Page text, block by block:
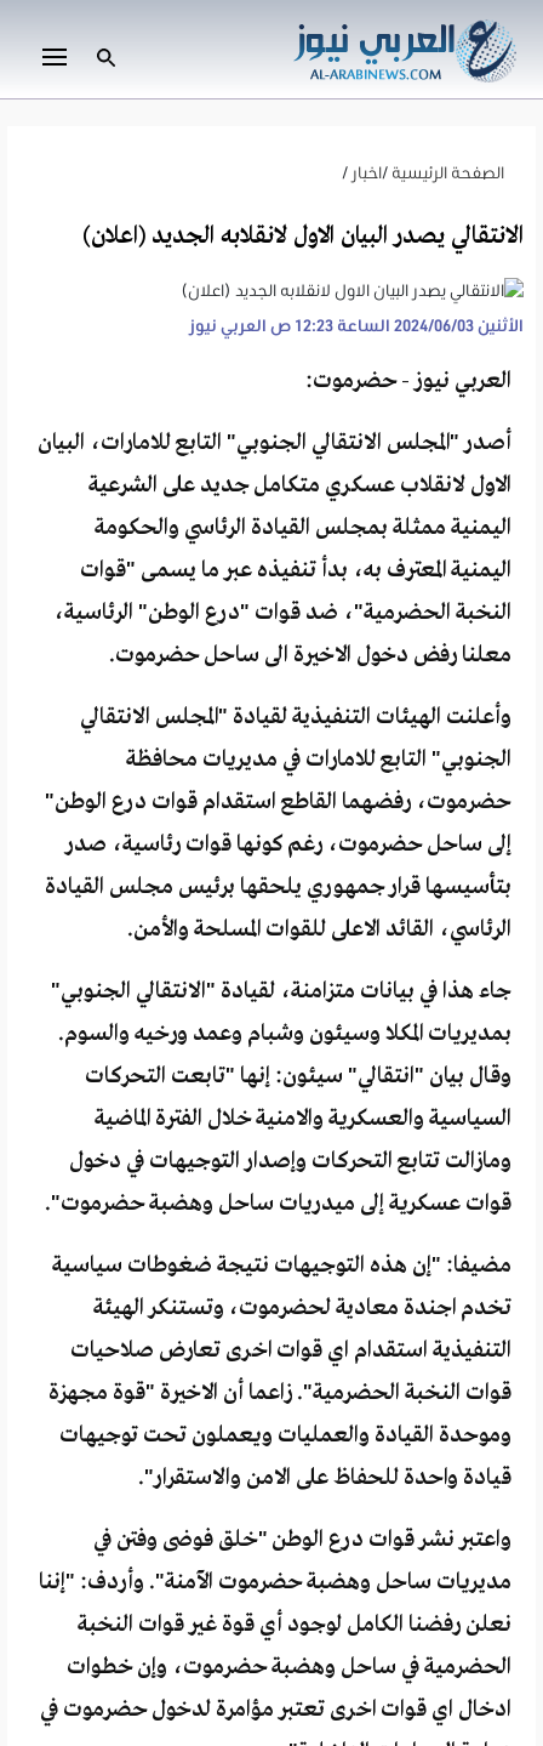
الصفحة الرئيسية /اخبار /
الانتقالي يصدر البيان الاول لانقلابه الجديد (اعلان)
الأثنين 2024/06/03 الساعة 12:23 ص العربي نيوز
العربي نيوز - حضرموت:
أصدر "المجلس الانتقالي الجنوبي" التابع للامارات، البيان
الاول لانقلاب عسكري متكامل جديد على الشرعية
اليمنية ممثلة بمجلس القيادة الرئاسي والحكومة
اليمنية المعترف به، بدأ تنفيذه عبر ما يسمى "قوات
النخبة الحضرمية"، ضد قوات "درع الوطن" الرئاسية،
معلنا رفض دخول الاخيرة الى ساحل حضرموت.
وأعلنت الهيئات التنفيذية لقيادة "المجلس الانتقالي
الجنوبي" التابع للامارات في مديريات محافظة
حضرموت، رفضهما القاطع استقدام قوات درع الوطن"
إلى ساحل حضرموت، رغم كونها قوات رئاسية، صدر
بتأسيسها قرار جمهوري يلحقها برئيس مجلس القيادة
الرئاسي، القائد الاعلى للقوات المسلحة والأمن.
جاء هذا في بيانات متزامنة، لقيادة "الانتقالي الجنوبي"
بمديريات المكلا وسيئون وشبام وعمد ورخيه والسوم.
وقال بيان "انتقالي" سيئون: إنها "تابعت التحركات
السياسية والعسكرية والامنية خلال الفترة الماضية
ومازالت تتابع التحركات وإصدار التوجيهات في دخول
قوات عسكرية إلى ميدريات ساحل وهضبة حضرموت".
مضيفا: "إن هذه التوجيهات نتيجة ضغوطات سياسية
تخدم اجندة معادية لحضرموت، وتستنكر الهيئة
التنفيذية استقدام اي قوات اخرى تعارض صلاحيات
قوات النخبة الحضرمية". زاعما أن الاخيرة "قوة مجهزة
وموحدة القيادة والعمليات ويعملون تحت توجيهات
قيادة واحدة للحفاظ على الامن والاستقرار".
واعتبر نشر قوات درع الوطن "خلق فوضى وفتن في
مديريات ساحل وهضبة حضرموت الآمنة". وأردف: "إننا
نعلن رفضنا الكامل لوجود أي قوة غير قوات النخبة
الحضرمية في ساحل وهضبة حضرموت، وإن خطوات
ادخال اي قوات اخرى تعتبر مؤامرة لدخول حضرموت في